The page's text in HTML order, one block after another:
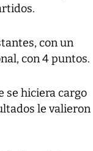
con un
con 4 puntos.
se hiciera cargo
le valieron